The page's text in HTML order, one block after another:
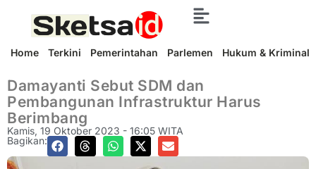
Home Terkini Pemerintahan Parlemen Hukum & Kriminal
Damayanti Sebut SDM dan
Pembangunan Infrastruktur Harus
Berimbang
Kamis, 19 Oktober 2023 - 16:05 WITA
Bagikan: